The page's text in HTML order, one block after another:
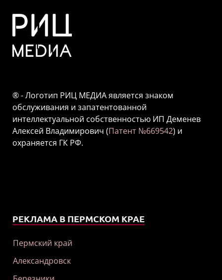
® - Логотип РИЦ МЕДИА является знаком
обслуживания и запатентованной
интеллектуальной собственностью ИП Деменев
Алексей Владимирович (Патент №669542) и
охраняется ГК РФ.
РЕКЛАМА В ПЕРМСКОМ КРАЕ
Пермский край
Александровск